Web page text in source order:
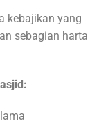
kebajikan yang
sebagian harta